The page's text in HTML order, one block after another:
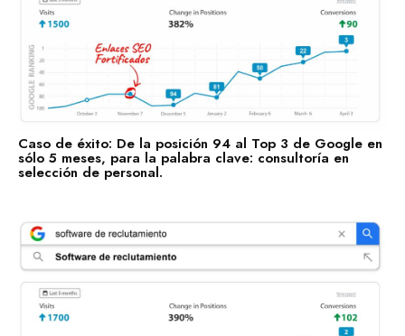
Caso de éxito: De la posición 94 al Top 3 de Google en
sólo 5 meses, para la palabra clave: consultoría en
selección de personal.